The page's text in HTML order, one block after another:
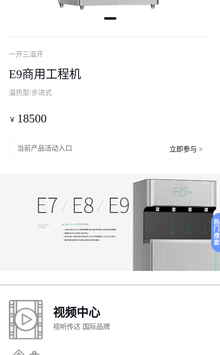
一开三温开
E9商用工程机
温热型/步进式
￥ 18500
当前产品活动入口
视频中心
视听传达 国际品牌
热
门
搜
索